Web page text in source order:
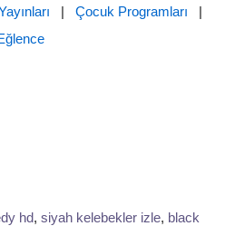
| Çocuk Programları |
hd, siyah kelebekler izle, black